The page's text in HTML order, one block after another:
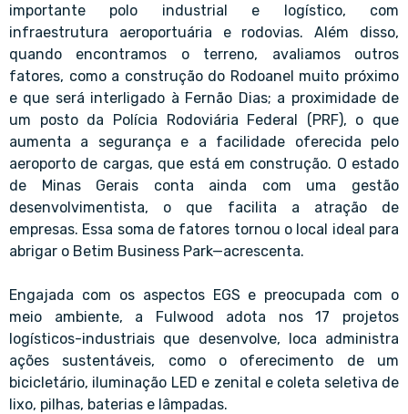
importante polo industrial e logístico, com
infraestrutura aeroportuária e rodovias. Além disso,
quando encontramos o terreno, avaliamos outros
fatores, como a construção do Rodoanel muito próximo
e que será interligado à Fernão Dias; a proximidade de
um posto da Polícia Rodoviária Federal (PRF), o que
aumenta a segurança e a facilidade oferecida pelo
aeroporto de cargas, que está em construção. O estado
de Minas Gerais conta ainda com uma gestão
desenvolvimentista, o que facilita a atração de
empresas. Essa soma de fatores tornou o local ideal para
abrigar o Betim Business Park—acrescenta.
Engajada com os aspectos EGS e preocupada com o
meio ambiente, a Fulwood adota nos 17 projetos
logísticos-industriais que desenvolve, loca administra
ações sustentáveis, como o oferecimento de um
bicicletário, iluminação LED e zenital e coleta seletiva de
lixo, pilhas, baterias e lâmpadas.